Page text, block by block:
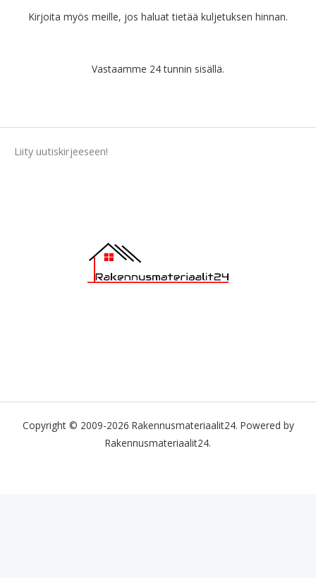
Kirjoita myös meille, jos haluat tietää kuljetuksen hinnan.
Vastaamme 24 tunnin sisällä.
Liity uutiskirjeeseen!
Copyright © 2009-2026 Rakennusmateriaalit24. Powered by
Rakennusmateriaalit24.